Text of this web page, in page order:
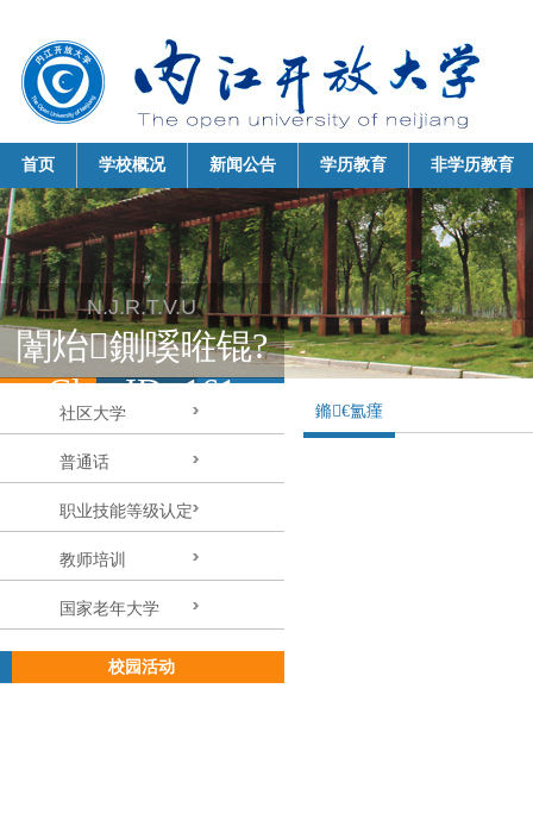
首页 学校概况 新闻公告 学历教育 非学历教育
N.J.R.T.V.U
闈炲鍘嗘暀锟?
ClassID=161
社区大学
普通话
职业技能等级认定
教师培训
国家老年大学
校园活动
鏅€氳瘽